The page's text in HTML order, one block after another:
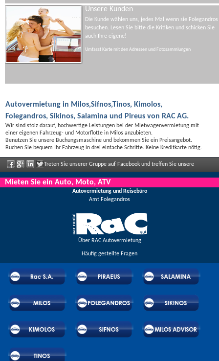
Unsere Kunden
Die Kunde wählen uns, jedes Mal wenn sie Folegandros
besuchen. Lesen Sie bitte die Kritiken und schicken Sie
auch Ihre eigene!
Umfasst Karte mit den Adressen und Fotosammlungen
Autovermietung in Milos,Sifnos,Tinos, Kimolos,
Folegandros, Sikinos, Salamina und Pireus von RAC AG.
Wir sind stolz darauf, hochwertige Leistungen bei der Mietwagenvermietung mit
einer eigenen Fahrzeug- und Motorflotte in Milos anzubieten.
Benutzen Sie unsere Buchungsmaschine und bekommen Sie ein Preisangebot.
Buchen Sie bequem Ihr Fahrzeug in drei einfache Schritte. Keine Kreditkarte nötig.
Treten Sie unserer Gruppe auf Facebook und treffen Sie unsere
Mitarbeiter, sagen Sie uns Ihre Meinung und genießen Sie große Rabatte und
Angebote, die regelmäßig bekannt gegeben werden.
Mieten Sie ein Auto, Moto, ATV
Autovermietung und Reisebüro
Amt Folegandros
Über RAC Autovermietung
Häufig gestellte Fragen